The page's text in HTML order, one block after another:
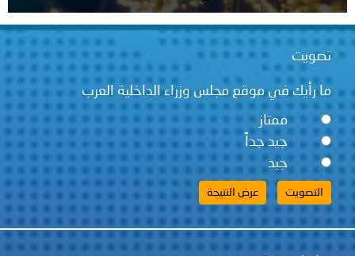
رأيك في موقع مجلس وزراء الداخلية العرب
ممتاز
جيد جداً
جيد